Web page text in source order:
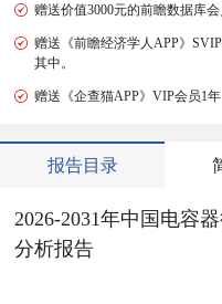
赠送价值3000元的前瞻数据库
赠送《前瞻经济学人APP》
其中。
赠送《企查猫APP》VIP会员1
报告目录
2026-2031年中国电容
分析报告